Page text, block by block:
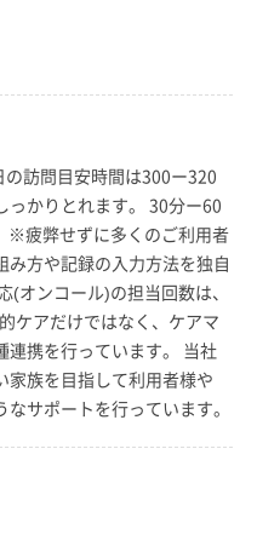
訪問目安時間は300ー320
っかりとれます。 30分ー60
※疲弊せずに多くのご利用者
方や記録の入力方法を独自
オンコール)の担当回数は、
ケアだけではなく、ケアマ
連携を行っています。 当社
家族を目指して利用者様や
サポートを行っています。